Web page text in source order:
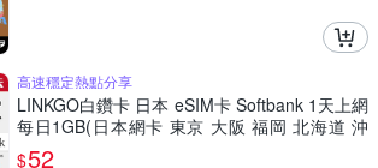
高速穩定熱點分享
LINKGO白鑽卡 日本 eSIM卡 Softbank 1天上網
每日1GB(日本網卡 東京 大阪 福岡 北海道 沖
繩)
$52